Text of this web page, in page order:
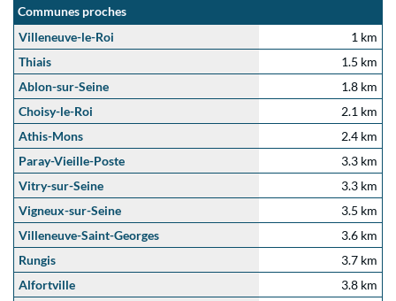
Communes proches
Villeneuve-le-Roi
1 km
Thiais
1.5 km
Ablon-sur-Seine
1.8 km
Choisy-le-Roi
2.1 km
Athis-Mons
2.4 km
Paray-Vieille-Poste
3.3 km
Vitry-sur-Seine
3.3 km
Vigneux-sur-Seine
3.5 km
Villeneuve-Saint-Georges
3.6 km
Rungis
3.7 km
Alfortville
3.8 km